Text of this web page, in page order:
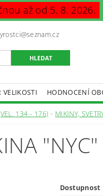
až od 5. 8. 2026.
VELIKOSTI HODNOCENÍ
134 - 176) MIKINY,
"NYC"
Dostupnost